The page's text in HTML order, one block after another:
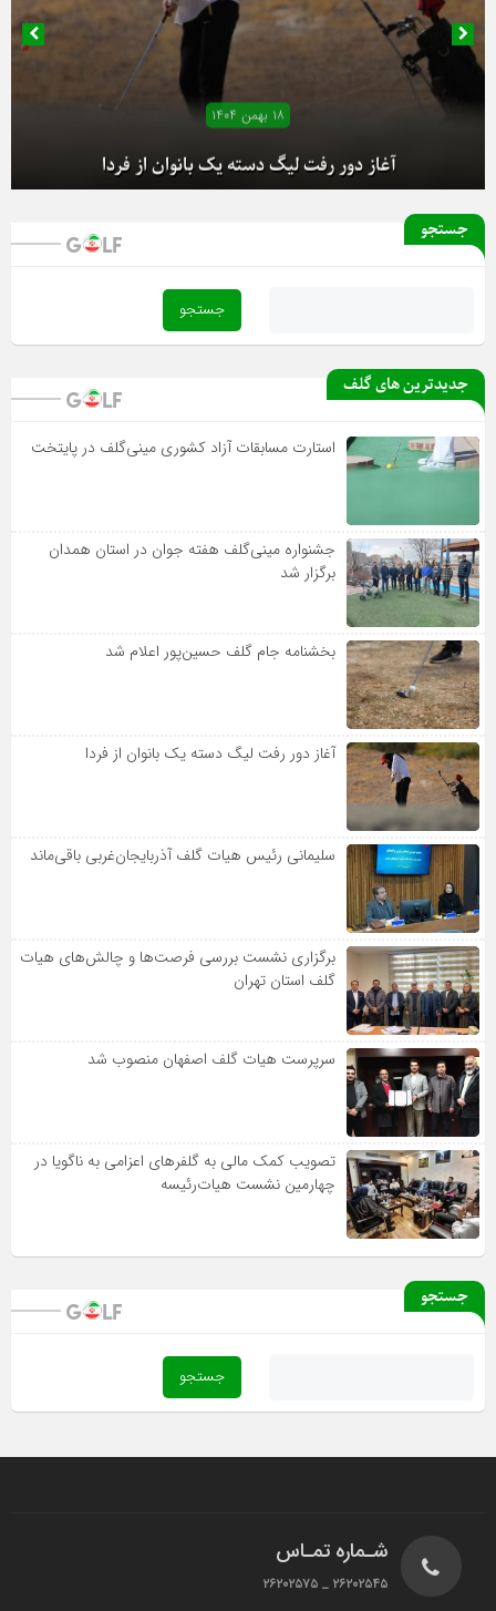
۱۸ بهمن ۱۴۰۴
آغاز دور رفت لیگ دسته یک بانوان از فردا
جستجو
جدیدترین های گلف
استارت مسابقات آزاد کشوری مینی‌گلف در پایتخت
جشنواره مینی‌گلف هفته جوان در استان همدان
برگزار شد
بخشنامه جام گلف حسین‌پور اعلام شد
آغاز دور رفت لیگ دسته یک بانوان از فردا
سلیمانی رئیس هیات گلف آذربایجان‌غربی باقی‌ماند
برگزاری نشست بررسی فرصت‌ها و چالش‌های هیات
گلف استان تهران
سرپرست هیات گلف اصفهان منصوب شد
تصویب کمک مالی به گلفرهای اعزامی به ناگویا در
چهارمین نشست هیات‌رئیسه
جستجو
شـماره تمـاس
۲۶۲۰۲۵۴۵ _ ۲۶۲۰۲۵۷۵